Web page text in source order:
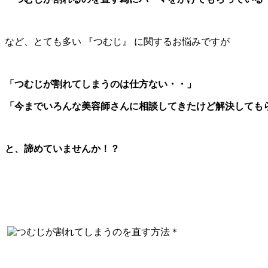
など、とても多い 『つむじ』 に関するお悩みですが
「つむじが割れてしまうのは仕方ない・・」
「今までいろんな美容師さんに相談してきたけど解決しても
と、諦めていませんか！？